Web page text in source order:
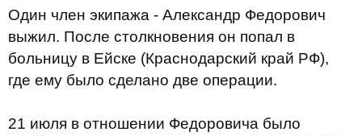
Один член экипажа - Александр Федорович
выжил. После столкновения он попал в
больницу в Ейске (Краснодарский край РФ),
где ему было сделано две операции.
21 июля в отношении Федоровича было